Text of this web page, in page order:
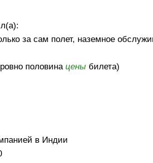
за сам полет, наземное
половинацены билета)
в Индии